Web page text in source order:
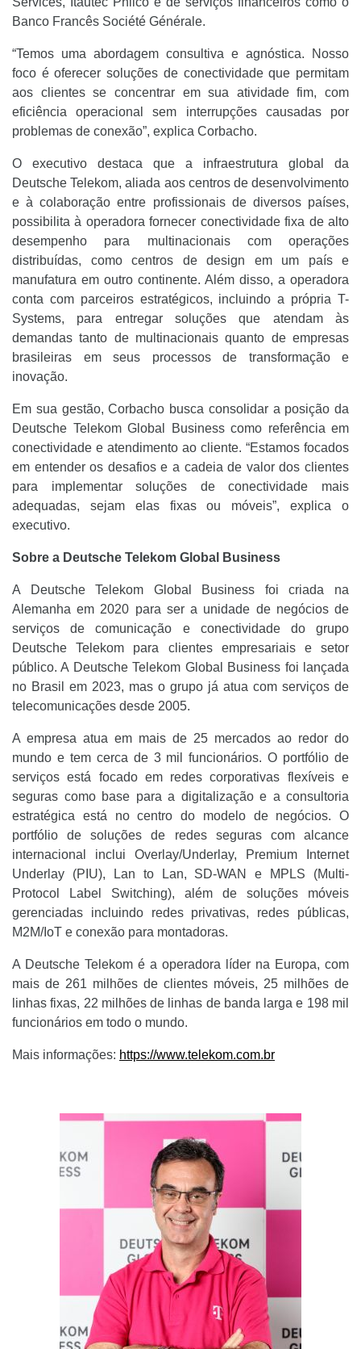
Banco Francês Société Générale.
“Temos uma abordagem consultiva e agnóstica. Nosso
foco é oferecer soluções de conectividade que permitam
aos clientes se concentrar em sua atividade fim, com
eficiência operacional sem interrupções causadas por
problemas de conexão”, explica Corbacho.
O executivo destaca que a infraestrutura global da
Deutsche Telekom, aliada aos centros de desenvolvimento
e à colaboração entre profissionais de diversos países,
possibilita à operadora fornecer conectividade fixa de alto
desempenho para multinacionais com operações
distribuídas, como centros de design em um país e
manufatura em outro continente. Além disso, a operadora
conta com parceiros estratégicos, incluindo a própria T-
Systems, para entregar soluções que atendam às
demandas tanto de multinacionais quanto de empresas
brasileiras em seus processos de transformação e
inovação.
Em sua gestão, Corbacho busca consolidar a posição da
Deutsche Telekom Global Business como referência em
conectividade e atendimento ao cliente. “Estamos focados
em entender os desafios e a cadeia de valor dos clientes
para implementar soluções de conectividade mais
adequadas, sejam elas fixas ou móveis”, explica o
executivo.
Sobre a Deutsche Telekom Global Business
A Deutsche Telekom Global Business foi criada na
Alemanha em 2020 para ser a unidade de negócios de
serviços de comunicação e conectividade do grupo
Deutsche Telekom para clientes empresariais e setor
público. A Deutsche Telekom Global Business foi lançada
no Brasil em 2023, mas o grupo já atua com serviços de
telecomunicações desde 2005.
A empresa atua em mais de 25 mercados ao redor do
mundo e tem cerca de 3 mil funcionários. O portfólio de
serviços está focado em redes corporativas flexíveis e
seguras como base para a digitalização e a consultoria
estratégica está no centro do modelo de negócios. O
portfólio de soluções de redes seguras com alcance
internacional inclui Overlay/Underlay, Premium Internet
Underlay (PIU), Lan to Lan, SD-WAN e MPLS (Multi-
Protocol Label Switching), além de soluções móveis
gerenciadas incluindo redes privativas, redes públicas,
M2M/IoT e conexão para montadoras.
A Deutsche Telekom é a operadora líder na Europa, com
mais de 261 milhões de clientes móveis, 25 milhões de
linhas fixas, 22 milhões de linhas de banda larga e 198 mil
funcionários em todo o mundo.
Mais informações: https://www.telekom.com.br